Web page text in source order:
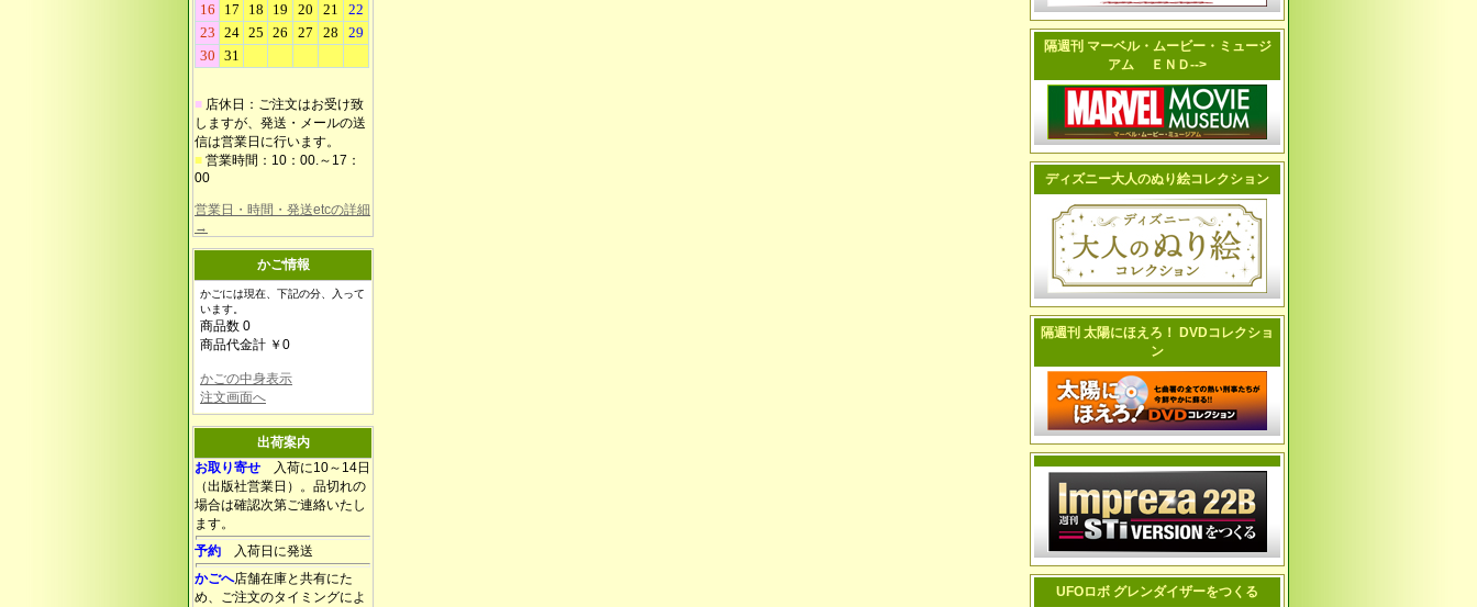
■ 店休日：ご注文はお受け致
しますが、発送・メールの送
信は営業日に行います。
■ 営業時間：10：00.～17：
00
営業日・時間・発送etcの詳細
→
かご情報
かごには現在、下記の分、入って
います。
商品数 0
商品代金計 ￥0
かごの中身表示
注文画面へ
出荷案内
お取り寄せ 入荷に10～14日
（出版社営業日）。品切れの
場合は確認次第ご連絡いたし
ます。
予約 入荷日に発送
かごへ店舗在庫と共有にた
め、ご注文のタイミングによ
隔週刊 マーベル・ムービー・ミュージ
アム ＥＮＤ-->
ディズニー大人のぬり絵コレクション
隔週刊 太陽にほえろ！ DVDコレクショ
ン
UFOロボ グレンダイザーをつくる